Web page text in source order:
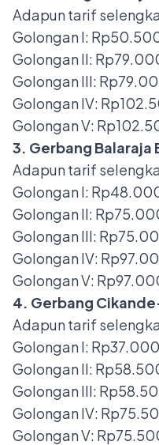
Adapun tarif
Golongan I:
Golongan II:
Golongan III:
Golongan IV:
Golongan V:
3. Gerbang
Adapun tarif
Golongan I:
Golongan II:
Golongan III:
Golongan IV:
Golongan V:
4. Gerbang
Adapun tarif
Golongan I:
Golongan II:
Golongan III:
Golongan IV:
Golongan V: